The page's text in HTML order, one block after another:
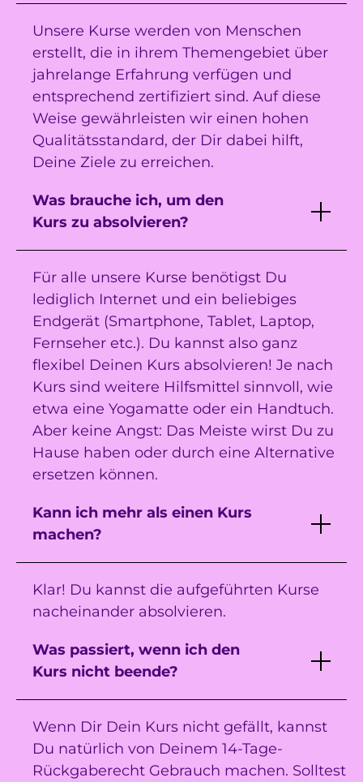
Unsere Kurse werden von Menschen
erstellt, die in ihrem Themengebiet über
jahrelange Erfahrung verfügen und
entsprechend zertifiziert sind. Auf diese
Weise gewährleisten wir einen hohen
Qualitätsstandard, der Dir dabei hilft,
Deine Ziele zu erreichen.
Was brauche ich, um den
Kurs zu absolvieren?
Für alle unsere Kurse benötigst Du
lediglich Internet und ein beliebiges
Endgerät (Smartphone, Tablet, Laptop,
Fernseher etc.). Du kannst also ganz
flexibel Deinen Kurs absolvieren! Je nach
Kurs sind weitere Hilfsmittel sinnvoll, wie
etwa eine Yogamatte oder ein Handtuch.
Aber keine Angst: Das Meiste wirst Du zu
Hause haben oder durch eine Alternative
ersetzen können.
Kann ich mehr als einen Kurs
machen?
Klar! Du kannst die aufgeführten Kurse
nacheinander absolvieren.
Was passiert, wenn ich den
Kurs nicht beende?
Wenn Dir Dein Kurs nicht gefällt, kannst
Du natürlich von Deinem 14-Tage-
Rückgaberecht Gebrauch machen. Solltest